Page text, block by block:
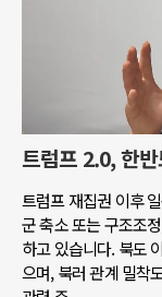
트럼프 2.0, 한
트럼프 재집권 이후
군 축소 또는 구조조
하고 있습니다. 북도
으며, 북러 관계 밀착